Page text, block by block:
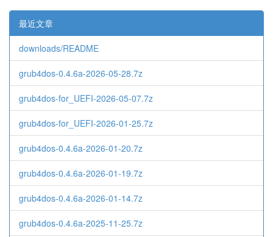
最近文章
downloads/README
grub4dos-0.4.6a-2026-05-28.7z
grub4dos-for_UEFI-2026-05-07.7z
grub4dos-for_UEFI-2026-01-25.7z
grub4dos-0.4.6a-2026-01-20.7z
grub4dos-0.4.6a-2026-01-19.7z
grub4dos-0.4.6a-2026-01-14.7z
grub4dos-0.4.6a-2025-11-25.7z